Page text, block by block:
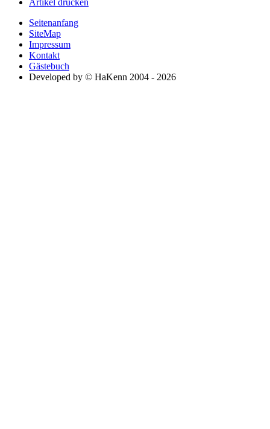
Artikel drucken
Seitenanfang
SiteMap
Impressum
Kontakt
Gästebuch
Developed by © HaKenn 2004 - 2026